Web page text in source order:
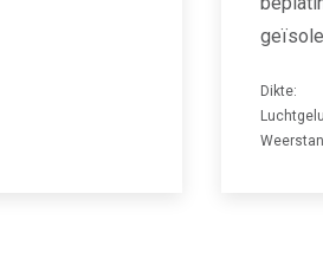
Dikte: